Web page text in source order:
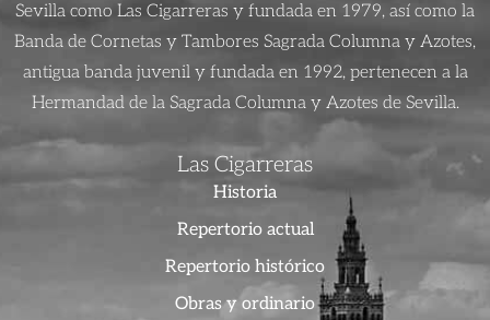
Sevilla como Las Cigarreras y fundada en 1979, así como la
Banda de Cornetas y Tambores Sagrada Columna y Azotes,
antigua banda juvenil y fundada en 1992, pertenecen a la
Hermandad de la Sagrada Columna y Azotes de Sevilla.
Las Cigarreras
Historia
Repertorio actual
Repertorio histórico
Obras y ordinario